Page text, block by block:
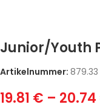
Junior/Youth
Artikelnummer: 879.33
19.81 € – 20.74